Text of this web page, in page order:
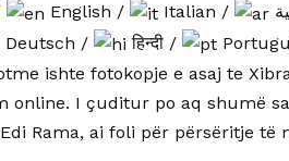
English / Italian /
Deutsch / हिन्दी /
ishte fotokopje e asaj te
online. I çuditur po aq shumë
Rama, ai foli për përsëritje të